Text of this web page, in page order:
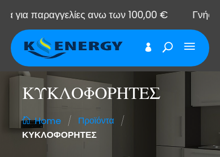
παραγγελίες ανω των 100,00 € Γνήσια
ΚΥΚΛΟΦΟΡΗΤΕΣ
Home / Προϊόντα /
ΚΥΚΛΟΦΟΡΗΤΕΣ